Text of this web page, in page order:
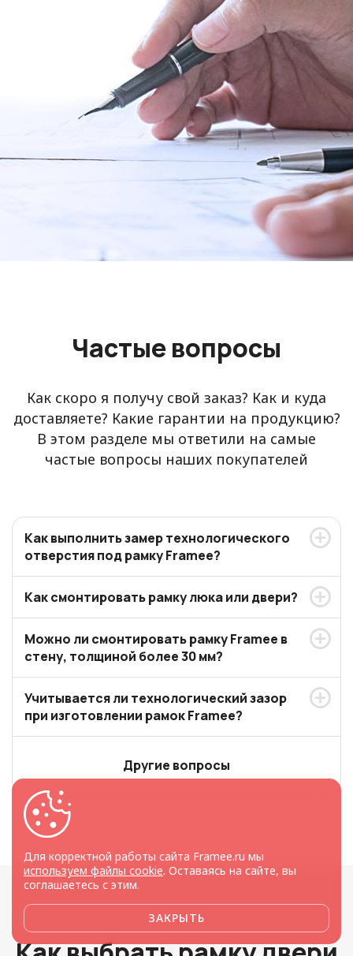
Частые вопросы
Как скоро я получу свой заказ? Как и куда
доставляете? Какие гарантии на продукцию?
В этом разделе мы ответили на самые
частые вопросы наших покупателей
Как выполнить замер технологического
отверстия под рамку Framee?
Как смонтировать рамку люка или двери?
Можно ли смонтировать рамку Framee в
стену, толщиной более 30 мм?
Учитывается ли технологический зазор
при изготовлении рамок Framee?
Другие вопросы
Для корректной работы сайта Framee.ru мы
используем файлы cookie. Оставаясь на сайте, вы
соглашаетесь с этим.
ЗАКРЫТЬ